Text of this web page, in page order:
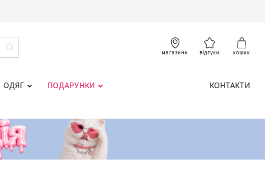
ПОШУК
магазини відгуки кошик
ОДЯГ ПОДАРУНКИ КОНТАКТИ